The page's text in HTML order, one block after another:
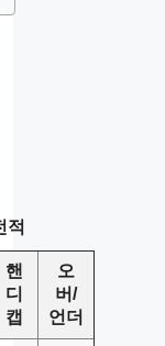
적
핸
디
캡
오
버/
언더